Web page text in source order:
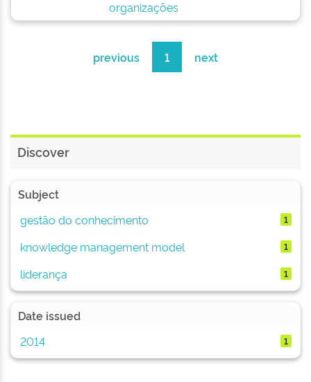
organizações
previous 1 next
Discover
Subject
gestão do conhecimento
1
knowledge management model 1
liderança 1
Date issued
2014
1